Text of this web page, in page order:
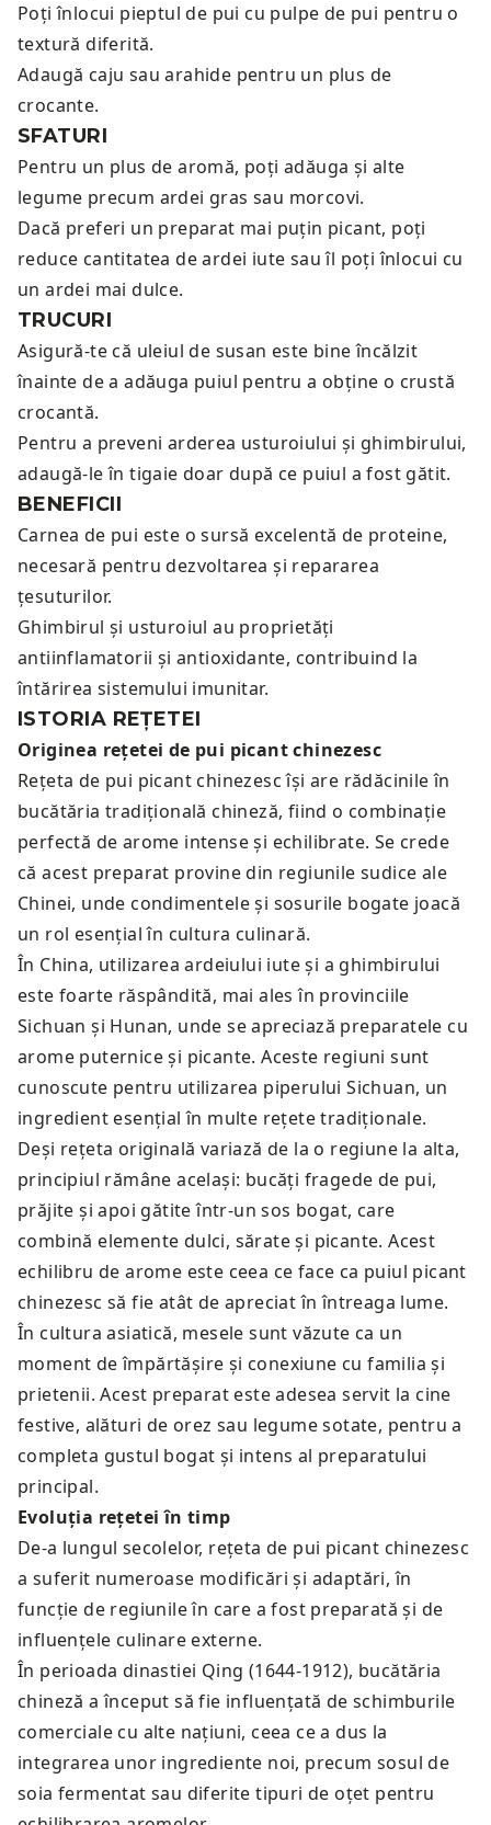
Poți înlocui pieptul de pui cu pulpe de pui pentru o
textură diferită.
Adaugă caju sau arahide pentru un plus de
crocante.
SFATURI
Pentru un plus de aromă, poți adăuga și alte
legume precum ardei gras sau morcovi.
Dacă preferi un preparat mai puțin picant, poți
reduce cantitatea de ardei iute sau îl poți înlocui cu
un ardei mai dulce.
TRUCURI
Asigură-te că uleiul de susan este bine încălzit
înainte de a adăuga puiul pentru a obține o crustă
crocantă.
Pentru a preveni arderea usturoiului și ghimbirului,
adaugă-le în tigaie doar după ce puiul a fost gătit.
BENEFICII
Carnea de pui este o sursă excelentă de proteine,
necesară pentru dezvoltarea și repararea
țesuturilor.
Ghimbirul și usturoiul au proprietăți
antiinflamatorii și antioxidante, contribuind la
întărirea sistemului imunitar.
ISTORIA REȚETEI
Originea rețetei de pui picant chinezesc
Rețeta de pui picant chinezesc își are rădăcinile în
bucătăria tradițională chineză, fiind o combinație
perfectă de arome intense și echilibrate. Se crede
că acest preparat provine din regiunile sudice ale
Chinei, unde condimentele și sosurile bogate joacă
un rol esențial în cultura culinară.
În China, utilizarea ardeiului iute și a ghimbirului
este foarte răspândită, mai ales în provinciile
Sichuan și Hunan, unde se apreciază preparatele cu
arome puternice și picante. Aceste regiuni sunt
cunoscute pentru utilizarea piperului Sichuan, un
ingredient esențial în multe rețete tradiționale.
Deși rețeta originală variază de la o regiune la alta,
principiul rămâne același: bucăți fragede de pui,
prăjite și apoi gătite într-un sos bogat, care
combină elemente dulci, sărate și picante. Acest
echilibru de arome este ceea ce face ca puiul picant
chinezesc să fie atât de apreciat în întreaga lume.
În cultura asiatică, mesele sunt văzute ca un
moment de împărtășire și conexiune cu familia și
prietenii. Acest preparat este adesea servit la cine
festive, alături de orez sau legume sotate, pentru a
completa gustul bogat și intens al preparatului
principal.
Evoluția rețetei în timp
De-a lungul secolelor, rețeta de pui picant chinezesc
a suferit numeroase modificări și adaptări, în
funcție de regiunile în care a fost preparată și de
influențele culinare externe.
În perioada dinastiei Qing (1644-1912), bucătăria
chineză a început să fie influențată de schimburile
comerciale cu alte națiuni, ceea ce a dus la
integrarea unor ingrediente noi, precum sosul de
soia fermentat sau diferite tipuri de oțet pentru